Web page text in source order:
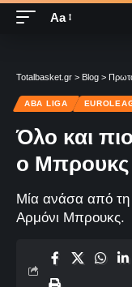
Aa
Totalbasket.gr > Blog >
ABA LIGA
Όλο και
ο Μπρουκς
Μία ανάσα από τη
Αρμόνι Μπρουκς.